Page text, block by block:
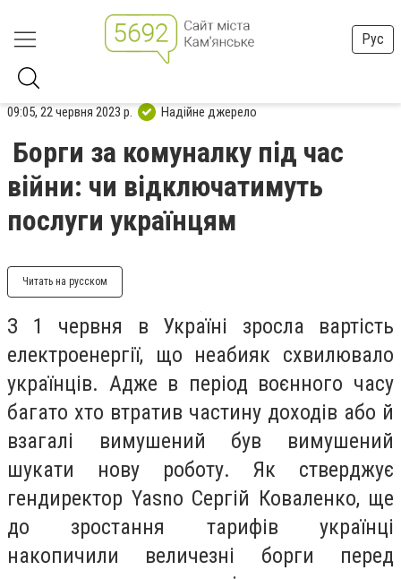
Рус
09:05, 22 червня 2023 р. Надійне джерело
Борги за комуналку під час
війни: чи відключатимуть
послуги українцям
Читать на русском
З 1 червня в Україні зросла вартість
електроенергії, що неабияк схвилювало
українців. Адже в період воєнного часу
багато хто втратив частину доходів або й
взагалі вимушений був вимушений
шукати нову роботу. Як стверджує
гендиректор Yasno Сергій Коваленко, ще
до зростання тарифів українці
накопичили величезні борги перед